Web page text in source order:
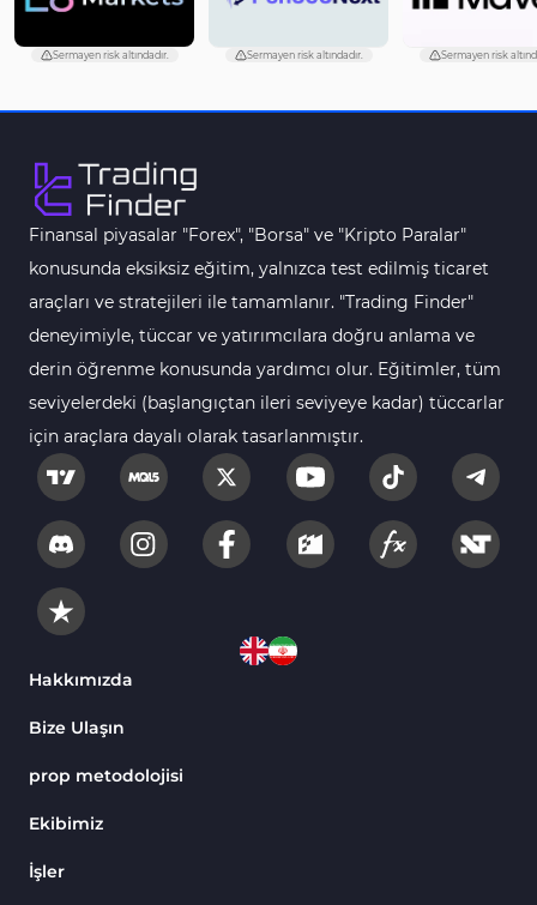
kullanıcılar, tercih ettikleri işlemcinin sinyallerini
kullanabilir.
Sermayen risk altındadır. Sermayen risk altındadır. Sermayen risk
Finansal piyasalar "Forex", "Borsa" ve "Kripto Paralar"
konusunda eksiksiz eğitim, yalnızca test edilmiş ticaret
araçları ve stratejileri ile tamamlanır. "Trading Finder"
deneyimiyle, tüccar ve yatırımcılara doğru anlama ve
derin öğrenme konusunda yardımcı olur. Eğitimler, tüm
seviyelerdeki (başlangıçtan ileri seviyeye kadar) tüccarlar
için araçlara dayalı olarak tasarlanmıştır.
Hakkımızda
Bize Ulaşın
prop metodolojisi
Ekibimiz
İşler